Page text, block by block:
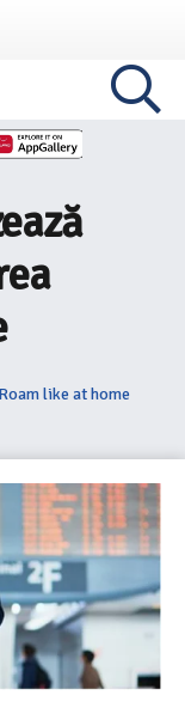
like at home